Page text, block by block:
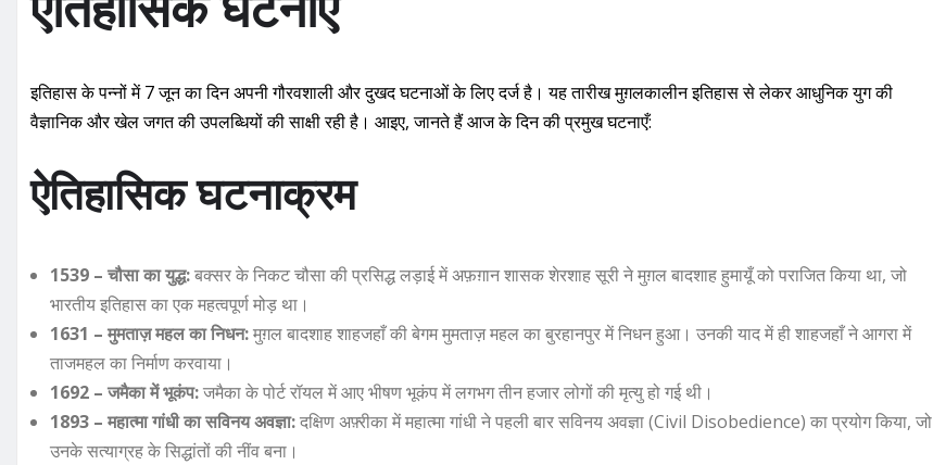
इतिहास के पन्नों में 7 जून का दिन अपनी गौरवशाली और दुखद घटनाओं के लिए दर्ज है। यह तारीख मुग़लकालीन इतिहास से लेकर आधुनिक युग की
वैज्ञानिक और खेल जगत की उपलब्धियों की साक्षी रही है। आइए, जानते हैं आज के दिन की प्रमुख घटनाएँ:
ऐतिहासिक घटनाक्रम
1539 – चौसा का युद्ध:बक्सर के निकट चौसा की प्रसिद्ध लड़ाई में अफ़ग़ान शासक शेरशाह सूरी ने मुग़ल बादशाह हुमायूँ को पराजित किया था, जो
भारतीय इतिहास का एक महत्वपूर्ण मोड़ था।
1631 – मुमताज़ महल का निधन:मुग़ल बादशाह शाहजहाँ की बेगम मुमताज़ महल का बुरहानपुर में निधन हुआ। उनकी याद में ही शाहजहाँ ने आगरा में
ताजमहल का निर्माण करवाया।
1692 – जमैका में भूकंप:जमैका के पोर्ट रॉयल में आए भीषण भूकंप में लगभग तीन हजार लोगों की मृत्यु हो गई थी।
1893 – महात्मा गांधी का सविनय अवज्ञा:दक्षिण अफ़्रीका में महात्मा गांधी ने पहली बार सविनय अवज्ञा (Civil Disobedience) का प्रयोग किया, जो
उनके सत्याग्रह के सिद्धांतों की नींव बना।